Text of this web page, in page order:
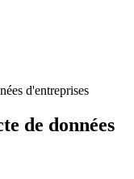
d'entreprises
de données